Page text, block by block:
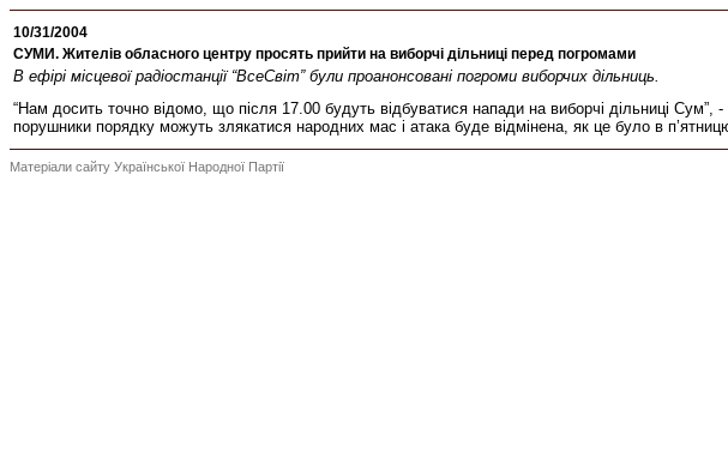
10/31/2004
СУМИ. Жителів обласного центру просять прийти на виборчі дільниці перед погромами
В ефірі місцевої радіостанції “ВсеСвіт” були проанонсовані погроми виборчих дільниць.
“Нам досить точно відомо, що після 17.00 будуть відбуватися напади на виборчі дільниці
порушники порядку можуть злякатися народних мас і атака буде відмінена, як це було в
Матеріали сайту Української Народної Партії